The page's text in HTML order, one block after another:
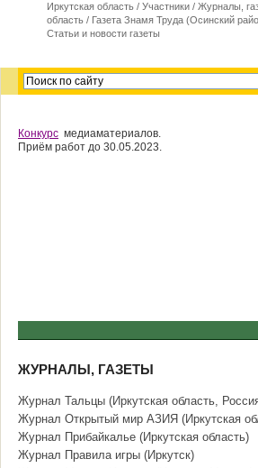
Иркутская область / Участники / Журналы,
область / Газета Знамя Труда (Осинский
Cтатьи и новости газеты
Конкурс медиаматериалов.
Приём работ до 30.05.2023.
ЖУРНАЛЫ, ГАЗЕТЫ
Журнал Тальцы (Иркутская область,
Журнал Открытый мир АЗИЯ (Иркутская
Журнал Прибайкалье (Иркутская область)
Журнал Правила игры (Иркутск)